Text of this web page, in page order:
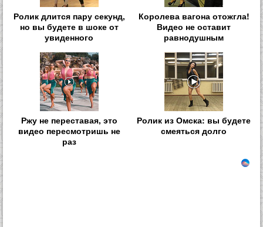
Ролик длится пару секунд,
но вы будете в шоке от
увиденного
Королева вагона отожгла!
Видео не оставит
равнодушным
Ржу не переставая, это
видео пересмотришь не
раз
Ролик из Омска: вы будете
смеяться долго